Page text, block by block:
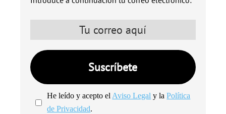
He leído y acepto el Aviso Legal y laPolítica
de Privacidad.